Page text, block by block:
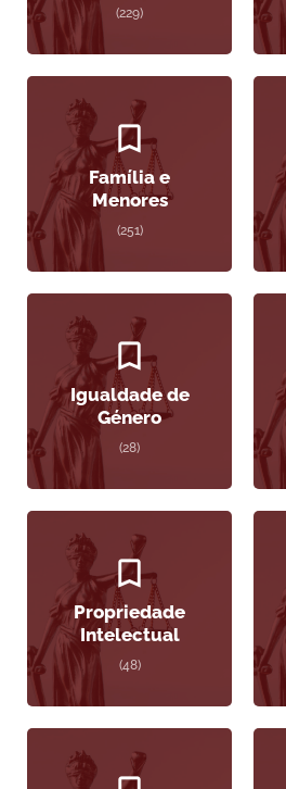
(229)
Família e
Menores
(251)
Igualdade de
Género
(28)
Propriedade
Intelectual
(48)